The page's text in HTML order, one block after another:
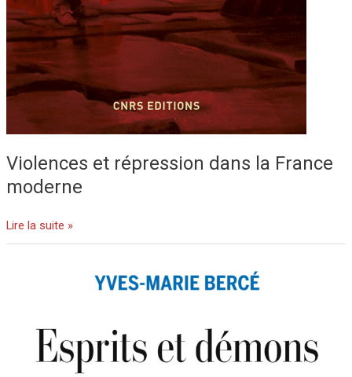
Violences et répression dans la France
moderne
Lire la suite »